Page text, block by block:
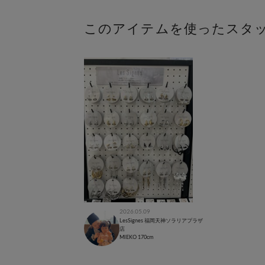
このアイテムを使ったスタ
2026.05.09
LesSignes 福岡天神ソラリアプラザ
店
MIEKO 170cm